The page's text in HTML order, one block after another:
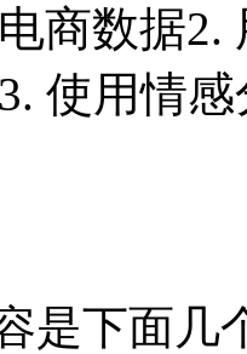
商数据2.
使用情感
是下面几